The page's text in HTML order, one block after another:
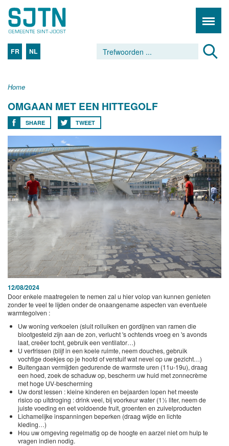
FR NL
Home
OMGAAN MET EEN HITTEGOLF
SHARE TWEET
12/08/2024
Door enkele maatregelen te nemen zal u hier volop van kunnen genieten
zonder te veel te lijden onder de onaangename aspecten van eventuele
warmtegolven :
Uw woning verkoelen (sluit rolluiken en gordijnen van ramen die
blootgesteld zijn aan de zon, verlucht 's ochtends vroeg en 's avonds
laat, creëer tocht, gebruik een ventilator…)
U verfrissen (blijf in een koele ruimte, neem douches, gebruik
vochtige doekjes op je hoofd of verstuif wat nevel op uw gezicht…)
Buitengaan vermijden gedurende de warmste uren (11u-19u), draag
een hoed, zoek de schaduw op, bescherm uw huid met zonnecrème
met hoge UV-bescherming
Uw dorst lessen : kleine kinderen en bejaarden lopen het meeste
risico op uitdroging : drink veel, bij voorkeur water (1½ liter, neem de
juiste voeding en eet voldoende fruit, groenten en zuivelproducten
Lichamelijke inspanningen beperken (draag wijde en lichte
kleding…)
Hou uw omgeving regelmatig op de hoogte en aarzel niet om hulp te
vragen indien nodig.